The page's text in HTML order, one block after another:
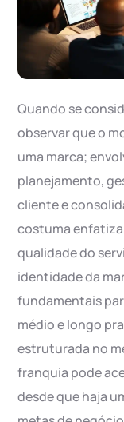
Quando se
observar que o
uma marca;
planejamento,
cliente e
costuma
qualidade do
identidade da
fundamentais
médio e longo
estruturada no
franquia pode
desde que haja